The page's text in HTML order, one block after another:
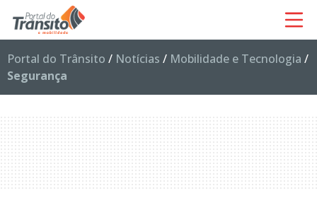
Portal do Trânsito / Notícias / Mobilidade e Tecnologia /
Segurança